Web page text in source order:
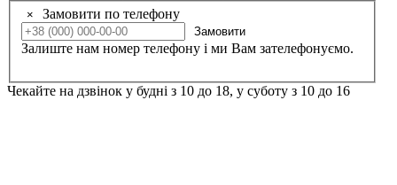
× Замовити по телефону
Замовити
Залиште нам номер телефону і ми Вам зателефонуємо.
Чекайте на дзвінок у будні з 10 до 18, у суботу з 10 до 16